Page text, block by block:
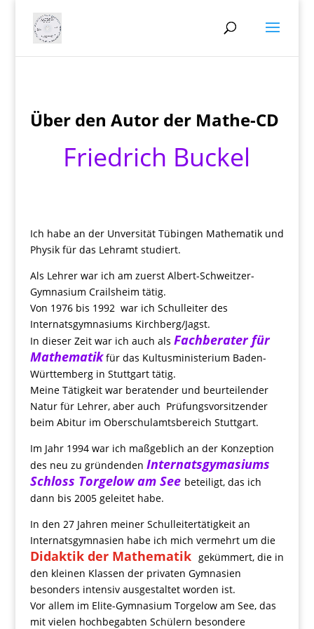
Über den Autor der Mathe-CD
Friedrich Buckel
Ich habe an der Unversität Tübingen Mathematik und
Physik für das Lehramt studiert.
Als Lehrer war ich am zuerst Albert-Schweitzer-
Gymnasium Crailsheim tätig.
Von 1976 bis 1992 war ich Schulleiter des
Internatsgymnasiums Kirchberg/Jagst.
In dieser Zeit war ich auch als Fachberater für
Mathematikfür das Kultusministerium Baden-
Württemberg in Stuttgart tätig.
Meine Tätigkeit war beratender und beurteilender
Natur für Lehrer, aber auch Prüfungsvorsitzender
beim Abitur im Oberschulamtsbereich Stuttgart.
Im Jahr 1994 war ich maßgeblich an der Konzeption
des neu zu gründenden Internatsgymasiums
Schloss Torgelow am See beteiligt, das ich
dann bis 2005 geleitet habe.
In den 27 Jahren meiner Schulleitertätigkeit an
Internatsgymnasien habe ich mich vermehrt um die
Didaktik der Mathematik gekümmert, die in
den kleinen Klassen der privaten Gymnasien
besonders intensiv ausgestaltet worden ist.
Vor allem im Elite-Gymnasium Torgelow am See, das
mit vielen hochbegabten Schülern besondere